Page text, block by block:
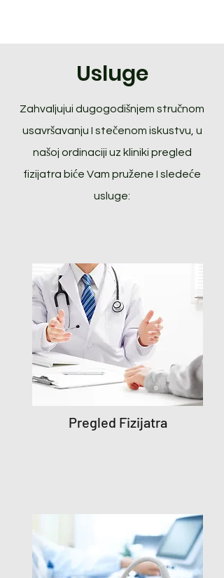
Usluge
Zahvaljujui dugogodišnjem stručnom
usavršavanju I stečenom iskustvu, u
našoj ordinaciji uz kliniki pregled
fizijatra biće Vam pružene I sledeće
usluge:
Pregled Fizijatra